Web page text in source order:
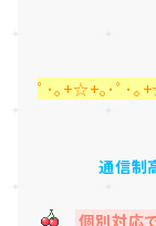
ﾟ･｡+☆+｡･ﾟ･｡
通信制
個別対応